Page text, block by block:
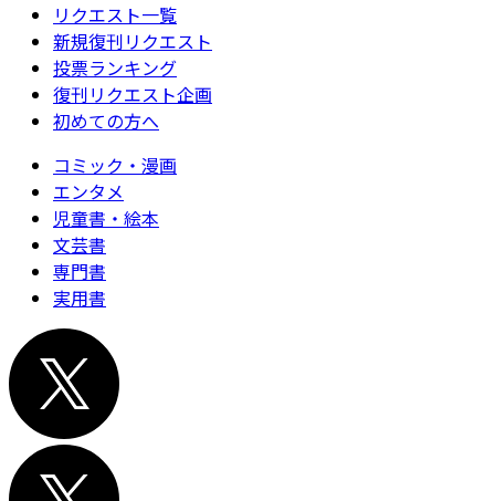
リクエスト一覧
新規復刊リクエスト
投票ランキング
復刊リクエスト企画
初めての方へ
コミック・漫画
エンタメ
児童書・絵本
文芸書
専門書
実用書